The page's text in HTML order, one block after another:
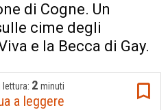
di Cogne. Un
cime degli
e la Becca di Gay.
lettura: 2 minuti
a leggere